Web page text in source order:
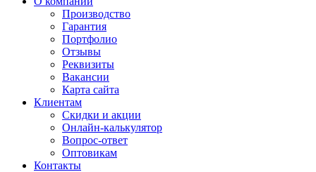
Производство
Гарантия
Портфолио
Отзывы
Реквизиты
Вакансии
Карта сайта
Клиентам
Скидки и акции
Онлайн-калькулятор
Вопрос-ответ
Оптовикам
Контакты